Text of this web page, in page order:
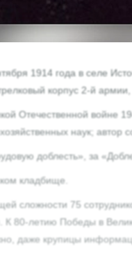
1914 года в селе
корпус 2-й
Отечественной войне
наук;
доблесть», за
кладбище.
сложности 75
80-летию Победы в
даже крупицы